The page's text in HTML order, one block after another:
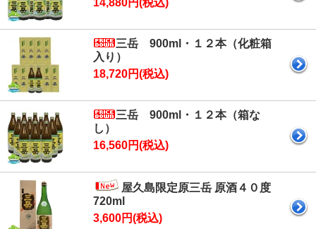
屋久島たんかん２０２０年分販売終了しました。あ
りがとうございました。次回は２０２２年２月頃に
なります。今後ともこのサイトをよろしくお願いし
ます。
【2014.12.24】
4月1日より、消費税8パーセント加算した価格で表
示（税込価格）しています。
☆お待たせしました。焼酎『三岳』定価で販売して
います。これから、飲食店開業をお考えの方、居酒
屋チェーンのオーナーさま、当店にご相談くださ
い。あなたのお店のお手伝いをさせてください。
14,880円(税込)
三岳 900ml・１２本（化粧箱
入り）
18,720円(税込)
三岳 900ml・１２本（箱な
し）
16,560円(税込)
屋久島限定原三岳 原酒４０度
720ml
3,600円(税込)